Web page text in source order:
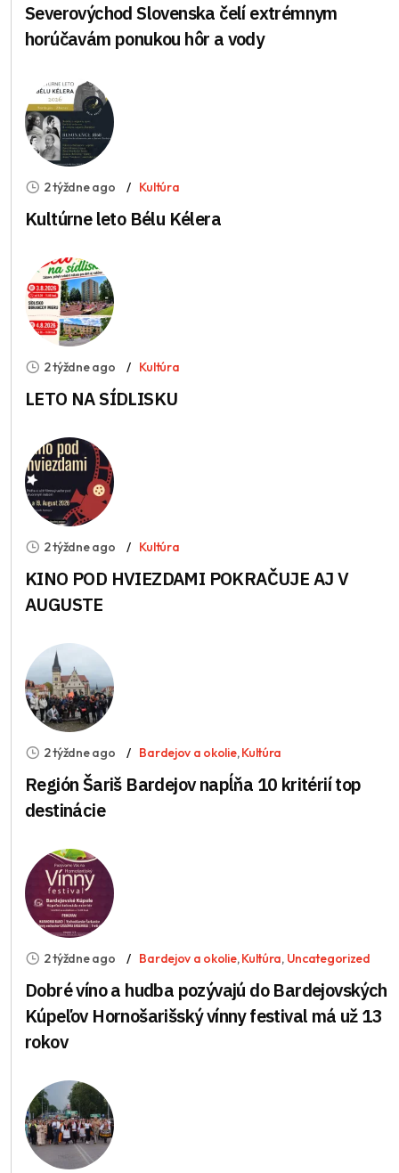
Severovýchod Slovenska čelí extrémnym
horúčavám ponukou hôr a vody
2 týždne ago Kultúra
Kultúrne leto Bélu Kélera
2 týždne ago Kultúra
LETO NA SÍDLISKU
2 týždne ago Kultúra
KINO POD HVIEZDAMI POKRAČUJE AJ V
AUGUSTE
2 týždne ago Bardejov a okolie,Kultúra
Región Šariš Bardejov napĺňa 10 kritérií top
destinácie
2 týždne ago Bardejov a okolie,Kultúra, Uncategorized
Dobré víno a hudba pozývajú do Bardejovských
Kúpeľov Hornošarišský vínny festival má už 13
rokov